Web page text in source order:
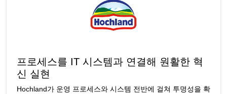
프로세스를 IT 시스템과 연결해 원활한 혁
신 실현
Hochland가 운영 프로세스와 시스템 전반에 걸쳐 투명성을 확